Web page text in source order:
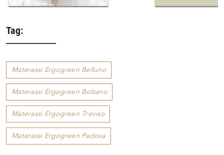
Tag:
Materassi Ergogreen Belluno
Materassi Ergogreen Bolzano
Materassi Ergogreen Treviso
Materassi Ergogreen Padova